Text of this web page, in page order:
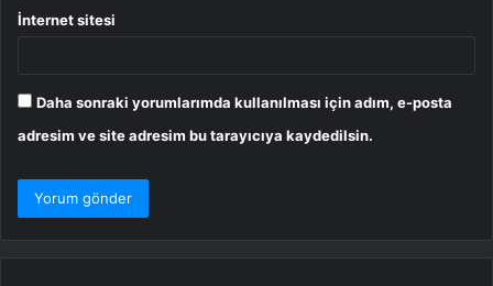
İnternet sitesi
Daha sonraki yorumlarımda kullanılması için adım, e-posta
adresim ve site adresim bu tarayıcıya kaydedilsin.